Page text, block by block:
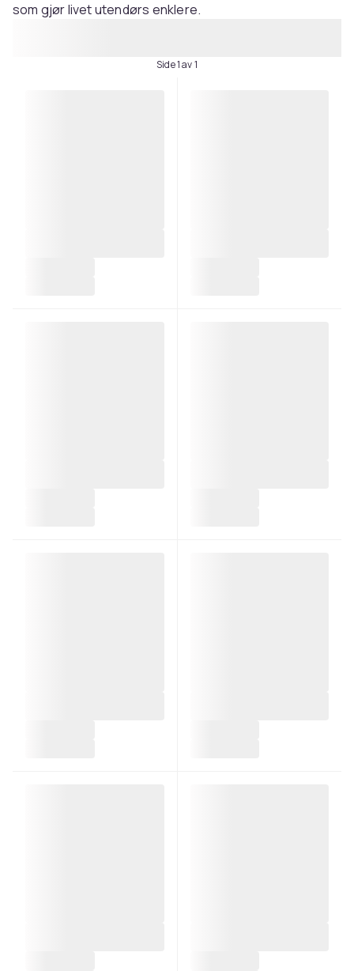
som gjør livet utendørs enklere.
Side 1 av 1